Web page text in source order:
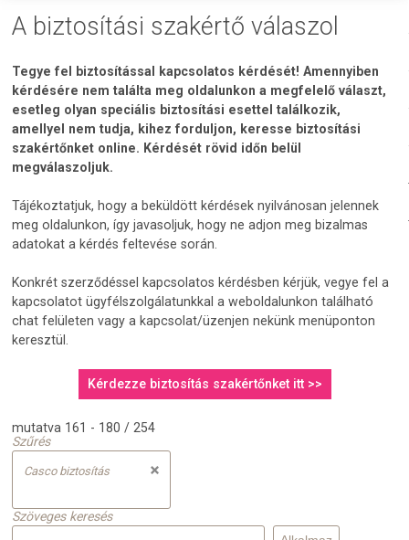
A biztosítási szakértő válaszol
Tegye fel biztosítással kapcsolatos kérdését! Amennyiben
kérdésére nem találta meg oldalunkon a megfelelő választ,
esetleg olyan speciális biztosítási esettel találkozik,
amellyel nem tudja, kihez forduljon, keresse biztosítási
szakértőnket online. Kérdését rövid időn belül
megválaszoljuk.
Tájékoztatjuk, hogy a beküldött kérdések nyilvánosan jelennek
meg oldalunkon, így javasoljuk, hogy ne adjon meg bizalmas
adatokat a kérdés feltevése során.
Konkrét szerződéssel kapcsolatos kérdésben kérjük, vegye fel a
kapcsolatot ügyfélszolgálatunkkal a weboldalunkon található
chat felületen vagy a kapcsolat/üzenjen nekünk menüponton
keresztül.
Kérdezze biztosítás szakértőnket itt >>
mutatva 161 - 180 / 254
Szűrés
Casco biztosítás
Szöveges keresés